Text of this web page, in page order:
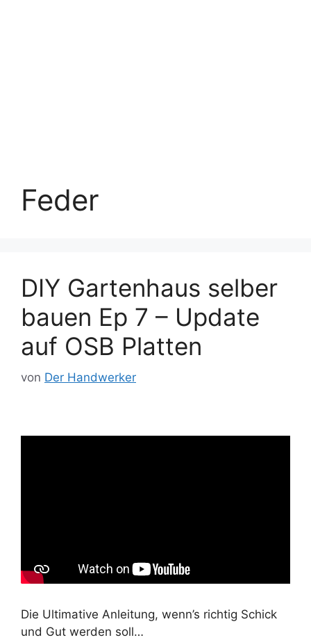
Feder
DIY Gartenhaus selber
bauen Ep 7 – Update
auf OSB Platten
von Der Handwerker
Die Ultimative Anleitung, wenn’s richtig Schick
und Gut werden soll…